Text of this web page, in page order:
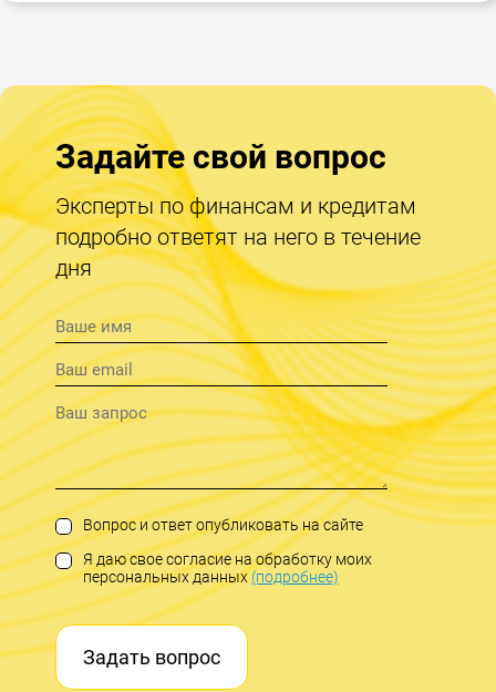
Задайте свой вопрос
Эксперты по финансам и кредитам
подробно ответят на него в течение
дня
Вопрос и ответ опубликовать на сайте
Я даю свое согласие на обработку моих
персональных данных(подробнее)
Задать вопрос